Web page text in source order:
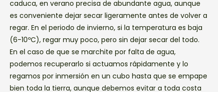
caduca, en verano precisa de abundante agua, aunque
es conveniente dejar secar ligeramente antes de volver a
regar. En el periodo de invierno, si la temperatura es baja
(6-10ºC), regar muy poco, pero sin dejar secar del todo.
En el caso de que se marchite por falta de agua,
podemos recuperarlo si actuamos rápidamente y lo
regamos por inmersión en un cubo hasta que se empape
bien toda la tierra, aunque debemos evitar a toda costa